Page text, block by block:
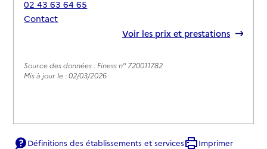
02 43 63 64 65
Contact
Voir les prix et prestations
Source des données : Finess n° 720011782
Mis à jour le : 02/03/2026
Définitions des établissements et services
Imprimer